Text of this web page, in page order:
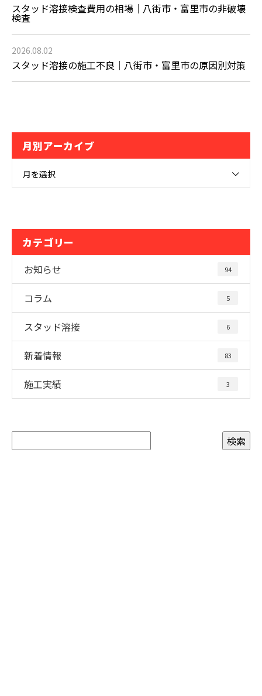
スタッド溶接検査費用の相場｜八街市・富里市の非破壊
検査
2026.08.02
スタッド溶接の施工不良｜八街市・富里市の原因別対策
月別アーカイブ
月を選択
カテゴリー
お知らせ 94
コラム 5
スタッド溶接 6
新着情報 83
施工実績 3